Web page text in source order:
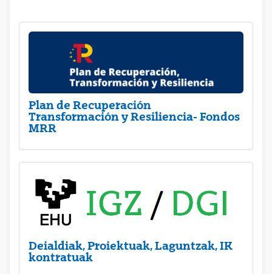
Plan de Recuperación
Transformación y Resiliencia- Fondos
MRR
Deialdiak, Proiektuak, Laguntzak, IK
kontratuak